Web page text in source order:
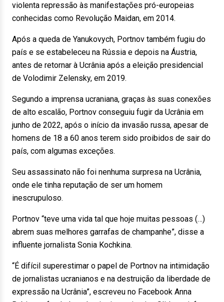
violenta repressão às manifestações pró-europeias
conhecidas como Revolução Maidan, em 2014.
Após a queda de Yanukovych, Portnov também fugiu do
país e se estabeleceu na Rússia e depois na Áustria,
antes de retornar à Ucrânia após a eleição presidencial
de Volodimir Zelensky, em 2019.
Segundo a imprensa ucraniana, graças às suas conexões
de alto escalão, Portnov conseguiu fugir da Ucrânia em
junho de 2022, após o início da invasão russa, apesar de
homens de 18 a 60 anos terem sido proibidos de sair do
país, com algumas exceções.
Seu assassinato não foi nenhuma surpresa na Ucrânia,
onde ele tinha reputação de ser um homem
inescrupuloso.
Portnov “teve uma vida tal que hoje muitas pessoas (…)
abrem suas melhores garrafas de champanhe”, disse a
influente jornalista Sonia Kochkina.
“É difícil superestimar o papel de Portnov na intimidação
de jornalistas ucranianos e na destruição da liberdade de
expressão na Ucrânia”, escreveu no Facebook Anna